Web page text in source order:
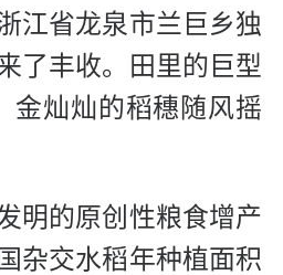
江省龙泉市兰巨乡独
了丰收。田里的巨型
金灿灿的稻穗随风摇
明的原创性粮食增产
杂交水稻年种植面积